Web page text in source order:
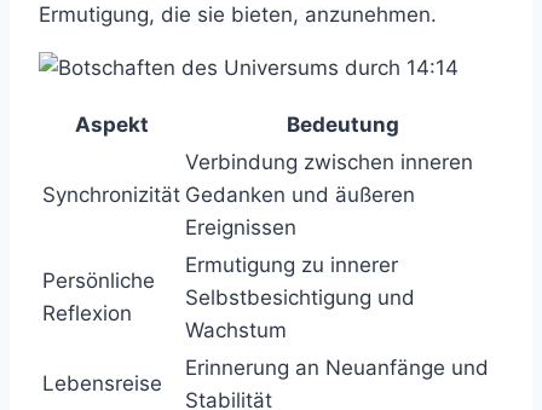
Ermutigung, die sie bieten, anzunehmen.
Aspekt Bedeutung
Synchronizität
Verbindung zwischen inneren
Gedanken und äußeren
Ereignissen
Persönliche
Reflexion
Ermutigung zu innerer
Selbstbesichtigung und
Wachstum
Lebensreise
Erinnerung an Neuanfänge und
Stabilität